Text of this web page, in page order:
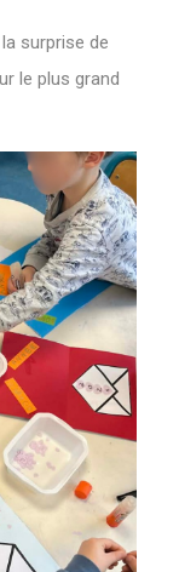
surprise de
le plus grand